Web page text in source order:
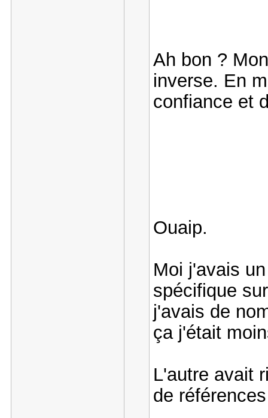
Ah bon ?
inverse. En
confiance et
Ouaip.
Moi j'avais
spécifique
j'avais de
ça j'était
L'autre avait
de